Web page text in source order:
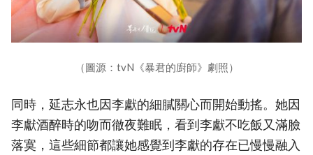
（圖源：tvN《暴君的廚師》劇照）
同時，延志永也因李獻的細膩關心而開始動搖。她因
李獻酒醉時的吻而徹夜難眠，看到李獻不吃飯又滿臉
落寞，這些細節都讓她感覺到李獻的存在已慢慢融入